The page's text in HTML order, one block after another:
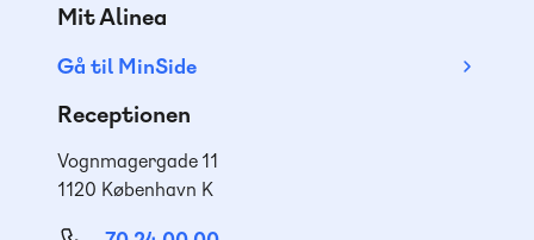
Mit Alinea
Gå til MinSide
Receptionen
Vognmagergade 11
1120 København K